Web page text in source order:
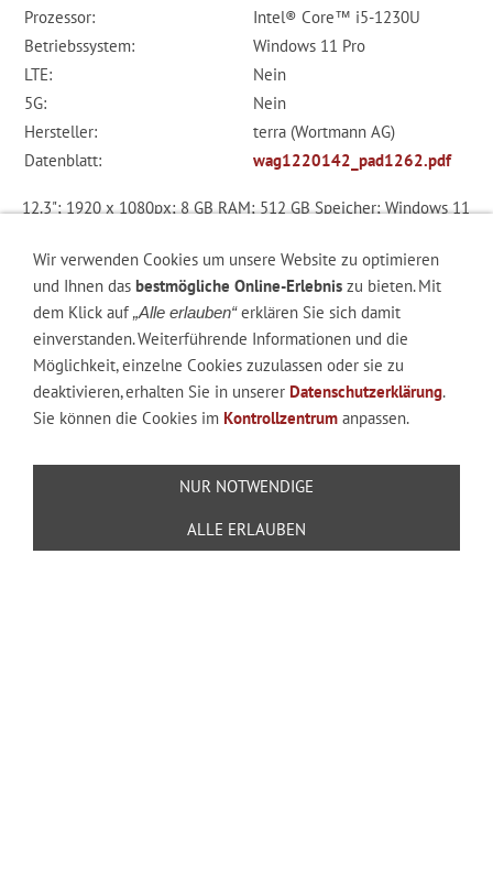
Prozessor:
Intel® Core™ i5-1230U
Betriebssystem:
Windows 11 Pro
LTE:
Nein
5G:
Nein
Hersteller:
terra (Wortmann AG)
Datenblatt:
wag1220142_pad1262.pdf
12.3"; 1920 x 1080px; 8 GB RAM; 512 GB Speicher; Windows 11
755,46 €
Zzgl. 19 % USt. zzgl.Versand
Lieferbar (3 - 7 Werktage)
Wir verwenden Cookies um unsere Website zu optimieren
und Ihnen das bestmögliche Online-Erlebnis zu bieten. Mit
dem Klick auf „Alle erlauben“erklären Sie sich damit
einverstanden. Weiterführende Informationen und die
Möglichkeit, einzelne Cookies zuzulassen oder sie zu
deaktivieren, erhalten Sie in unserer Datenschutzerklärung.
Sie können die Cookies im Kontrollzentrum anpassen.
NUR NOTWENDIGE
ALLE ERLAUBEN